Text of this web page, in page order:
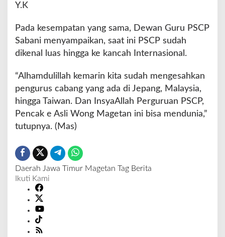
Y.K
Pada kesempatan yang sama, Dewan Guru PSCP
Sabani menyampaikan, saat ini PSCP sudah
dikenal luas hingga ke kancah Internasional.
“Alhamdulillah kemarin kita sudah mengesahkan
pengurus cabang yang ada di Jepang, Malaysia,
hingga Taiwan. Dan InsyaAllah Perguruan PSCP,
Pencak e Asli Wong Magetan ini bisa mendunia,”
tutupnya. (Mas)
Daerah Jawa Timur Magetan Tag Berita
Ikuti Kami